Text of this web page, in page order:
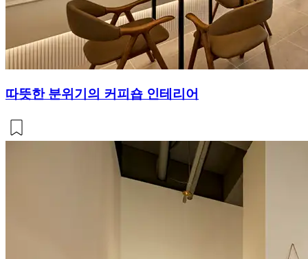
따뜻한 분위기의 커피숍 인테리어